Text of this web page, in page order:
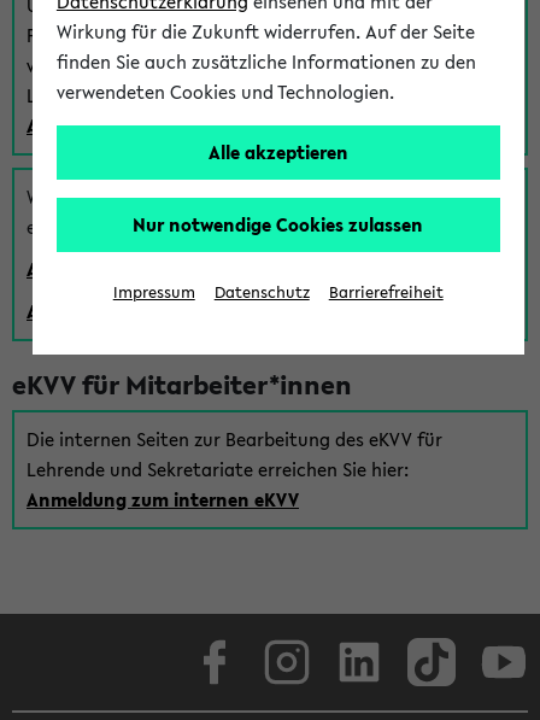
Funktionen des eKVVs für Studierende zu nutzen,
verwenden Sie diesen Link zur Anmeldung über Ihr Uni
Login:
Anmeldung zum eKVV der Studierenden
Wenn Sie (noch) kein Uni Login haben, können Sie das
eKVV auch über einen Gastzugang verwenden:
Anmeldung über einen vorhandenen Gastzugang
Anlegen eines neuen Gastzugangs
eKVV für Mitarbeiter*innen
Die internen Seiten zur Bearbeitung des eKVV für
Lehrende und Sekretariate erreichen Sie hier:
Anmeldung zum internen eKVV
Wirkung für die Zukunft widerrufen. Auf der Seite
finden Sie auch zusätzliche Informationen zu den
verwendeten Cookies und Technologien.
Alle akzeptieren
Nur notwendige Cookies zulassen
Impressum Datenschutz Barrierefreiheit